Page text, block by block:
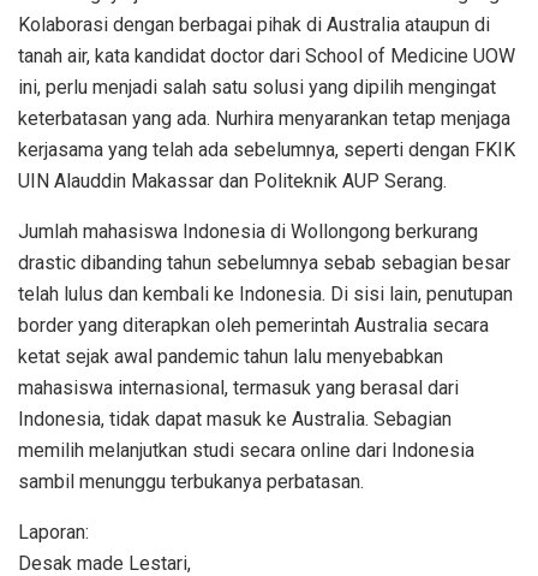
Kolaborasi dengan berbagai pihak di Australia ataupun di
tanah air, kata kandidat doctor dari School of Medicine UOW
ini, perlu menjadi salah satu solusi yang dipilih mengingat
keterbatasan yang ada. Nurhira menyarankan tetap menjaga
kerjasama yang telah ada sebelumnya, seperti dengan FKIK
UIN Alauddin Makassar dan Politeknik AUP Serang.
Jumlah mahasiswa Indonesia di Wollongong berkurang
drastic dibanding tahun sebelumnya sebab sebagian besar
telah lulus dan kembali ke Indonesia. Di sisi lain, penutupan
border yang diterapkan oleh pemerintah Australia secara
ketat sejak awal pandemic tahun lalu menyebabkan
mahasiswa internasional, termasuk yang berasal dari
Indonesia, tidak dapat masuk ke Australia. Sebagian
memilih melanjutkan studi secara online dari Indonesia
sambil menunggu terbukanya perbatasan.
Laporan:
Desak made Lestari,